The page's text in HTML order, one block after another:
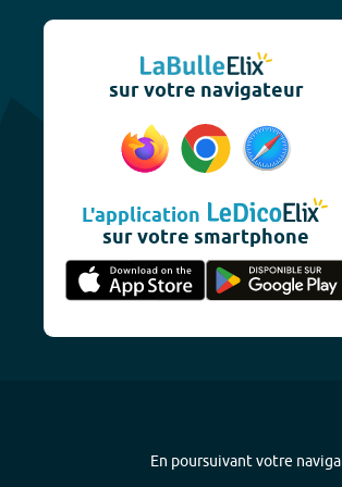
sur votre navigateur
L'application
sur votre smartphone
En poursuivant votre